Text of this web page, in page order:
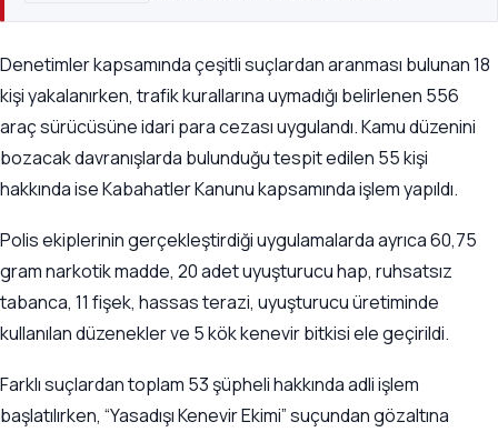
Denetimler kapsamında çeşitli suçlardan aranması bulunan 18
kişi yakalanırken, trafik kurallarına uymadığı belirlenen 556
araç sürücüsüne idari para cezası uygulandı. Kamu düzenini
bozacak davranışlarda bulunduğu tespit edilen 55 kişi
hakkında ise Kabahatler Kanunu kapsamında işlem yapıldı.
Polis ekiplerinin gerçekleştirdiği uygulamalarda ayrıca 60,75
gram narkotik madde, 20 adet uyuşturucu hap, ruhsatsız
tabanca, 11 fişek, hassas terazi, uyuşturucu üretiminde
kullanılan düzenekler ve 5 kök kenevir bitkisi ele geçirildi.
Farklı suçlardan toplam 53 şüpheli hakkında adli işlem
başlatılırken, “Yasadışı Kenevir Ekimi” suçundan gözaltına